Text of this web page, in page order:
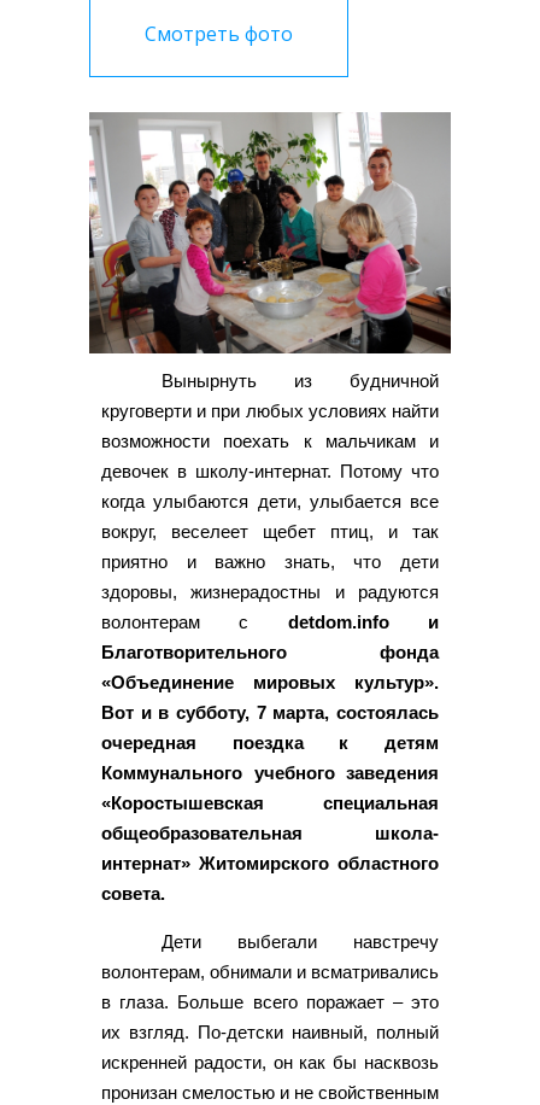
Смотреть фото
Вынырнуть из будничной
круговерти и при любых условиях найти
возможности поехать к мальчикам и
девочек в школу-интернат. Потому что
когда улыбаются дети, улыбается все
вокруг, веселеет щебет птиц, и так
приятно и важно знать, что дети
здоровы, жизнерадостны и радуются
волонтерам с detdom.info и
Благотворительного фонда
«Объединение мировых культур».
Вот и в субботу, 7 марта, состоялась
очередная поездка к детям
Коммунального учебного заведения
«Коростышевская специальная
общеобразовательная школа-
интернат» Житомирского областного
совета.
Дети выбегали навстречу
волонтерам, обнимали и всматривались
в глаза. Больше всего поражает – это
их взгляд. По-детски наивный, полный
искренней радости, он как бы насквозь
пронизан смелостью и не свойственным